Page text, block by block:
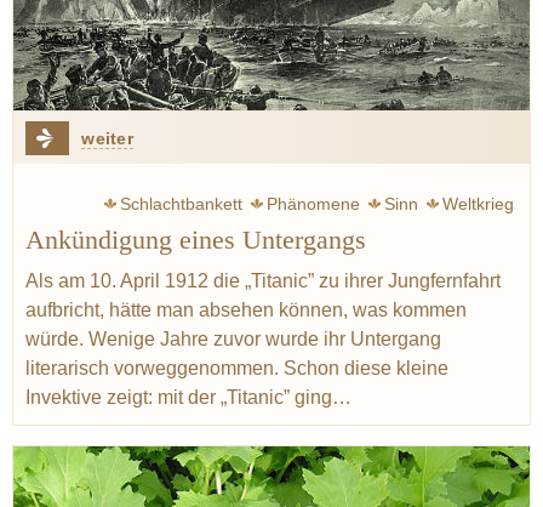
weiter
Schlachtbankett Phänomene Sinn
Weltkrieg
Zweig Stefan
Krieg Escoffier Auguste
Austern
Käse Spargel Lachs Graupen
Gerste
Birne
Sherry Madeira
Ankündigung eines Untergangs
Als am 10. April 1912 die „Titanic” zu ihrer Jungfernfahrt
aufbricht, hätte man absehen können, was kommen
würde. Wenige Jahre zuvor wurde ihr Untergang
literarisch vorweggenommen. Schon diese kleine
Invektive zeigt: mit der „Titanic” ging…